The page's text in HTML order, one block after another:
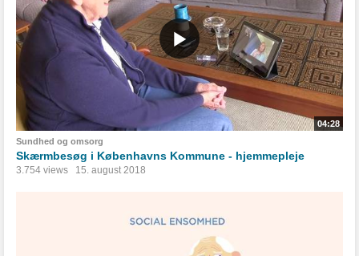
04:28
Sundhed og omsorg
Skærmbesøg i Københavns Kommune - hjemmepleje
3.754 views 15. august 2018